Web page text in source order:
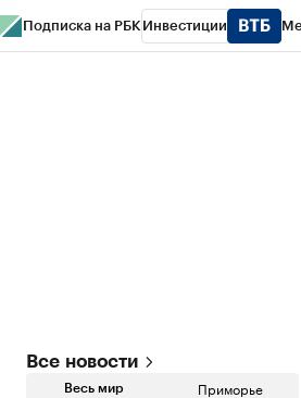
Подписка на РБК Инвестиции
Все новости
Весь мир Приморье